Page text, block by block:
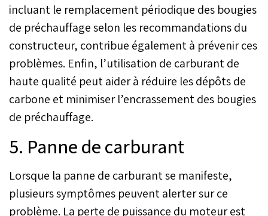
incluant le remplacement périodique des bougies
de préchauffage selon les recommandations du
constructeur, contribue également à prévenir ces
problèmes. Enfin, l’utilisation de carburant de
haute qualité peut aider à réduire les dépôts de
carbone et minimiser l’encrassement des bougies
de préchauffage.
5. Panne de carburant
Lorsque la panne de carburant se manifeste,
plusieurs symptômes peuvent alerter sur ce
problème. La perte de puissance du moteur est